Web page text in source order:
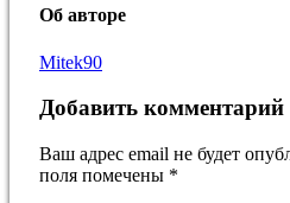
Об авторе
Mitek90
Добавить комментарий
Ваш адрес email не будет
поля помечены *